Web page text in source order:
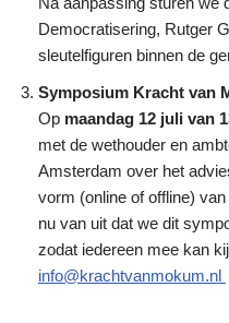
Democratisering, Rutger
sleutelfiguren binnen de
Symposium Kracht van
Op maandag 12 juli van
met de wethouder en
Amsterdam over het
vorm (online of offline)
nu van uit dat we dit
zodat iedereen mee kan
info@krachtvanmokum.nl